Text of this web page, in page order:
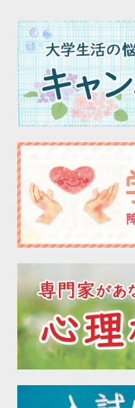
2023年05月
2023年04月
2023年03月
2023年02月
2023年01月
2022年12月
2022年11月
2022年10月
2022年09月
2022年08月
2022年06月
2022年05月
2022年04月
2022年03月
2022年02月